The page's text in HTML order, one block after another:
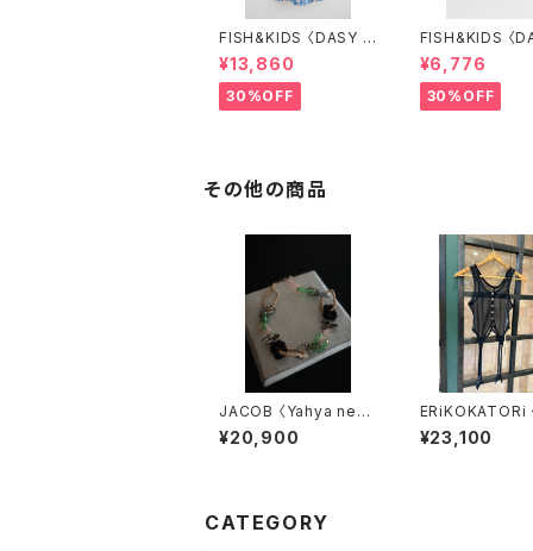
FISH&KIDS 〈DASY F
LOWERS DRESS〉
¥13,860
30%OFF
FISH&KIDS 〈
LOWER
¥6,776
30%OFF
その他の商品
JACOB 〈Yahya neck
lace〉
¥20,900
ERiKOKATORi
er gater
¥23,100
CATEGORY